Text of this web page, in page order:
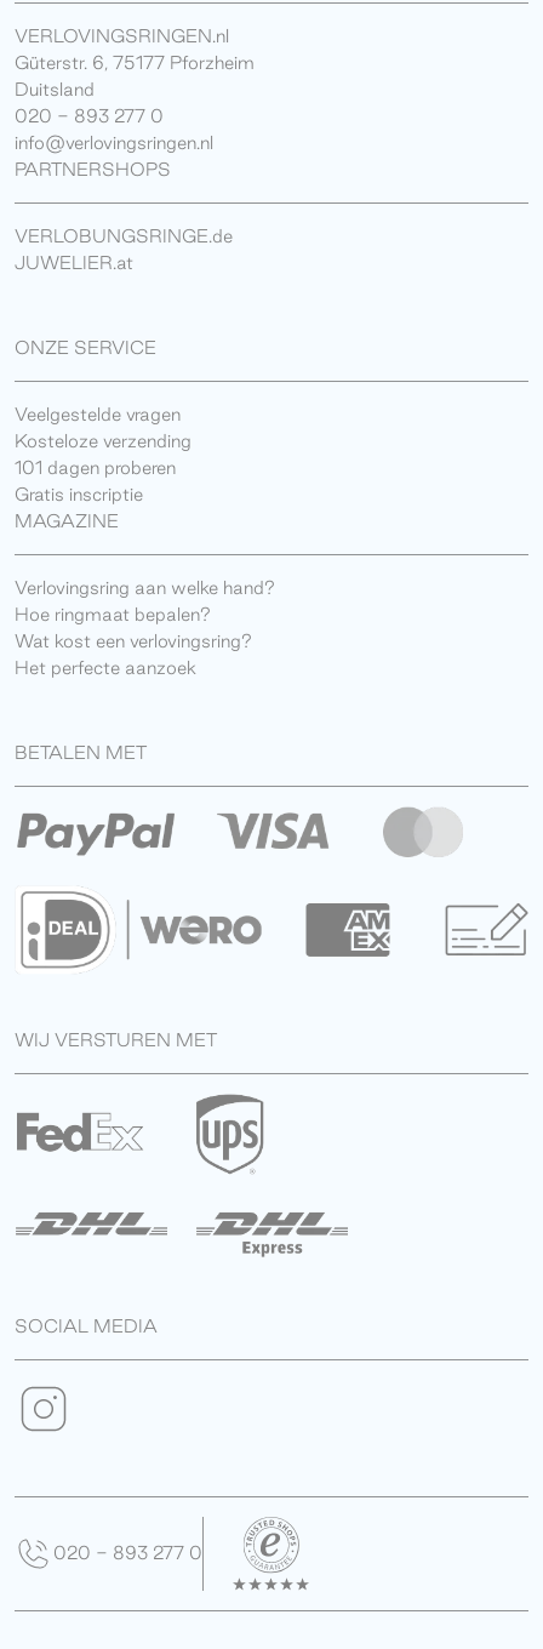
VERLOVINGSRINGEN.nl
Güterstr. 6, 75177 Pforzheim
Duitsland
020 - 893 277 0
info@verlovingsringen.nl
PARTNERSHOPS
VERLOBUNGSRINGE.de
JUWELIER.at
ONZE SERVICE
Veelgestelde vragen
Kosteloze verzending
101 dagen proberen
Gratis inscriptie
MAGAZINE
Verlovingsring aan welke hand?
Hoe ringmaat bepalen?
Wat kost een verlovingsring?
Het perfecte aanzoek
BETALEN MET
WIJ VERSTUREN MET
SOCIAL MEDIA
020 - 893 277 0